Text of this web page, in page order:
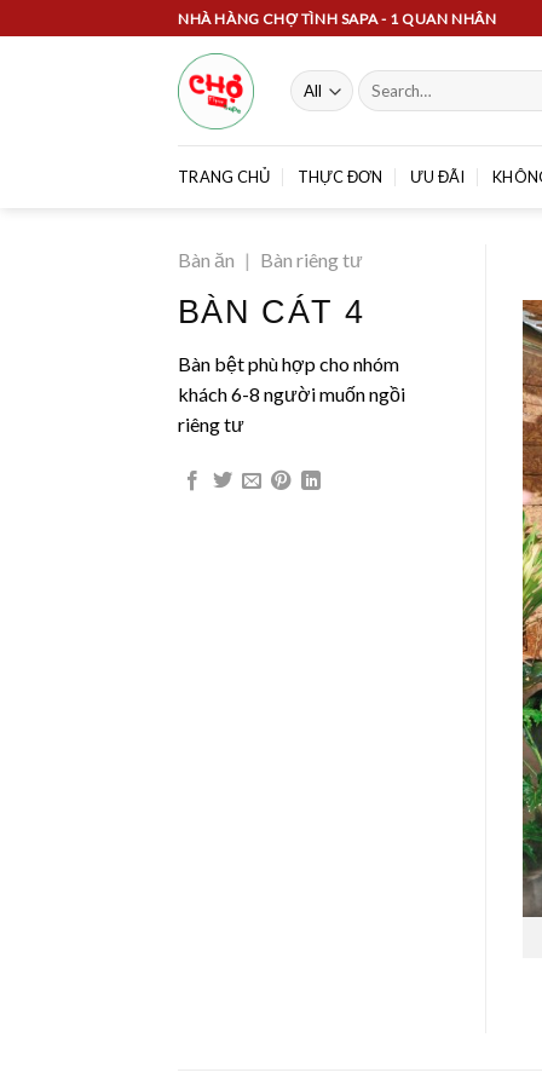
NHÀ HÀNG CHỢ TÌNH SAPA - 1 QUAN NHÂN
Search
for:
TRANG CHỦ THỰC ĐƠN ƯU ĐÃI
Bàn ăn | Bàn riêng tư
BÀN CÁT 4
Bàn bệt phù hợp cho nhóm
khách 6-8 người muốn ngồi
riêng tư